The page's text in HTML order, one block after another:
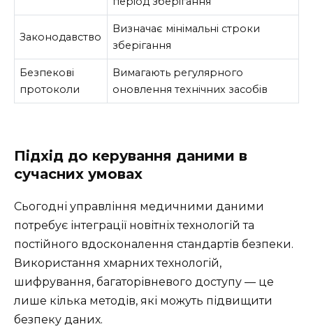
Законодавство
Визначає мінімальні строки
зберігання
Безпекові
протоколи
Вимагають регулярного
оновлення технічних засобів
Підхід до керування даними в
сучасних умовах
Сьогодні управління медичними даними
потребує інтеграції новітніх технологій та
постійного вдосконалення стандартів безпеки.
Використання хмарних технологій,
шифрування, багаторівневого доступу — це
лише кілька методів, які можуть підвищити
безпеку даних.